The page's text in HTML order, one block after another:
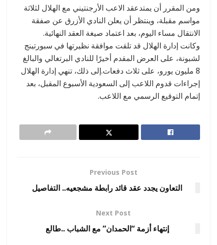
ومن المقرر أن يمتدعقد الاعب الأرجنتيني مع الهلال لثلاثة
مواسم مقبلة، وينتظر أن يعلن النادي الأزرق عن صفقة
الانتقال مساء اليوم، بعد اعتماد صيغة العقد النهائية.
وكانت إدارة الهلال قد تلقت موافقة نظيرتها في سبورتينج
لشبونة، على العرض المقدم أخيرًا للنادي البرتغالي والبالغ
8 مليون يورو، على ثلاث دفعات.إلى ذلك، تنهي إدارة الهلال
إجراءات قدوم اللاعب إلى السعودية الأسبوع المقبل، بعد
إتمام التوقيع الرسمي مع اللاعب.
Previous Post
التعاون يجدد عقد قائد رابطة مشجعيه.. التفاصيل
Next Post
إنتهاء أزمة “الحمدان” مع الشباب ..طالع